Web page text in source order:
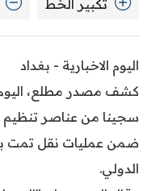
تكبير الخط
اليوم الاخبارية - بغداد
سجينا من عناصر تنظيم
ضمن عمليات نقل تمت
الدولي.